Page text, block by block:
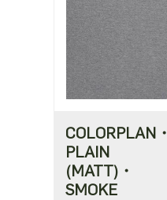
COLORPLAN・
PLAIN
(MATT)・
SMOKE